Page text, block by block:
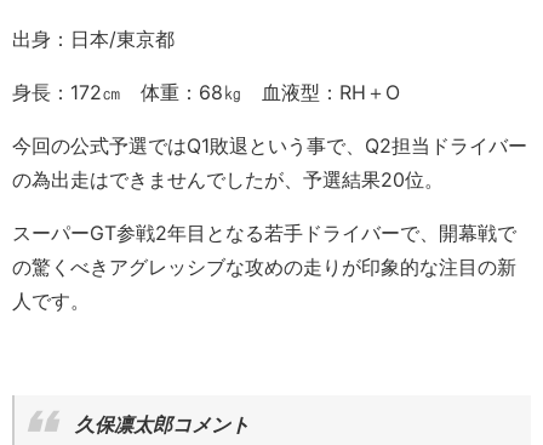
出身：日本/東京都
身長：172㎝ 体重：68㎏ 血液型：RH＋O
今回の公式予選ではQ1敗退という事で、Q2担当ドライバー
の為出走はできませんでしたが、予選結果20位。
スーパーGT参戦2年目となる若手ドライバーで、開幕戦で
の驚くべきアグレッシブな攻めの走りが印象的な注目の新
人です。
久保凛太郎コメント